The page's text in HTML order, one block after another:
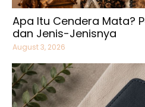
Apa Itu Cendera Mata?
dan Jenis-Jenisnya
August 3, 2026